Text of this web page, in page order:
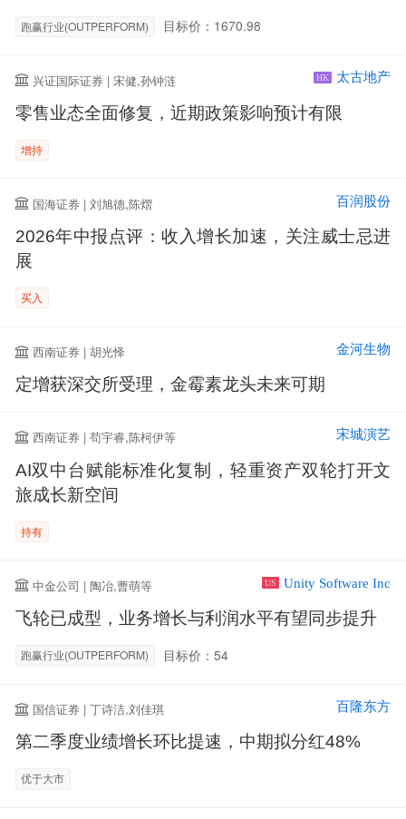
跑赢行业(OUTPERFORM) 目标价：1670.98
兴证国际证券 | 宋健,孙钟涟 HK 太古地产
零售业态全面修复，近期政策影响预计有限
增持
国海证券 | 刘旭德,陈熠 百润股份
2026年中报点评：收入增长加速，关注威士忌进
展
买入
西南证券 | 胡光怿 金河生物
定增获深交所受理，金霉素龙头未来可期
西南证券 | 苟宇睿,陈柯伊等 宋城演艺
AI双中台赋能标准化复制，轻重资产双轮打开文
旅成长新空间
持有
中金公司 | 陶冶,曹萌等 US Unity Software Inc
飞轮已成型，业务增长与利润水平有望同步提升
跑赢行业(OUTPERFORM) 目标价：54
国信证券 | 丁诗洁,刘佳琪 百隆东方
第二季度业绩增长环比提速，中期拟分红48%
优于大市